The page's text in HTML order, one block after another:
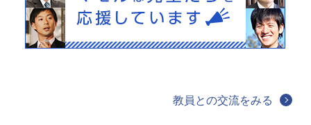
教員との交流をみる